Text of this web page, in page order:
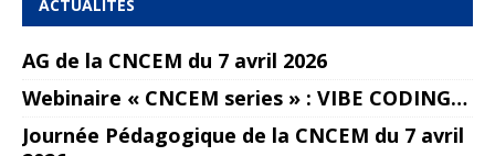
ACTUALITES
AG de la CNCEM du 7 avril 2026
Webinaire « CNCEM series » : VIBE CODING…
Journée Pédagogique de la CNCEM du 7 avril